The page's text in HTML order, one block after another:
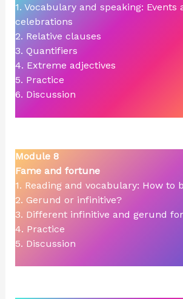
1. Vocabulary and speaking: Events
celebrations
2. Relative clauses
3. Quantifiers
4. Extreme adjectives
5. Practice
6. Discussion
Module 8
Fame and fortune
1. Reading and vocabulary: How to
2. Gerund or infinitive?
3. Different infinitive and gerund
4. Practice
5. Discussion